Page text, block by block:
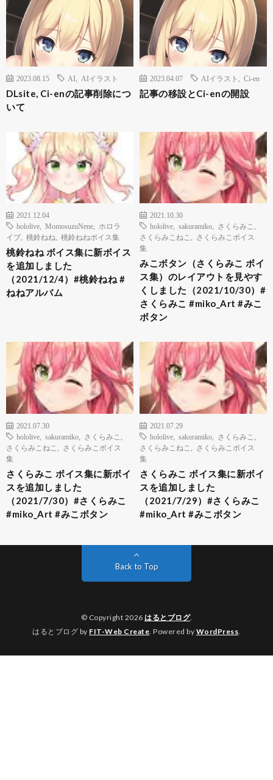
2023.08.15 AI AIイラスト
DLsite, Ci-enの記事削除につ
いて
2023.04.07 AIイラスト Ci-en
記事の移設とCi-enの開設
2021.12.04
hololive
MomosuzuNene
ホロラ
イブ
桃鈴ねね 桃鈴ねねボイス集
桃鈴ねね ボイス集に新ボイス
を追加しました
（2021/12/4）#桃鈴ねね #
ねねアルバム
2021.10.30
hololive
sakuramiko さくらみこ
さくらみこねこ
さくらみこボイス
集
みこボタン（さくらみこ ボイ
ス集）のレイアウトを見やす
くしました（2021/10/30）#
さくらみこ #miko_Art #みこ
ボタン
2021.07.30
hololive
sakuramiko さくらみこ
さくらみこねこ
さくらみこボイス
集
さくらみこ ボイス集に新ボイ
スを追加しました
（2021/7/30）#さくらみこ
#miko_Art #みこボタン
2021.07.29
hololive
sakuramiko さくらみこ
さくらみこねこ
さくらみこボイス
集
さくらみこ ボイス集に新ボイ
スを追加しました
（2021/7/29）#さくらみこ
#miko_Art #みこボタン
Back to Top
© Copyright 2026 はるとブログ.
はるとブログ by FIT-Web Create . Powered by WordPress